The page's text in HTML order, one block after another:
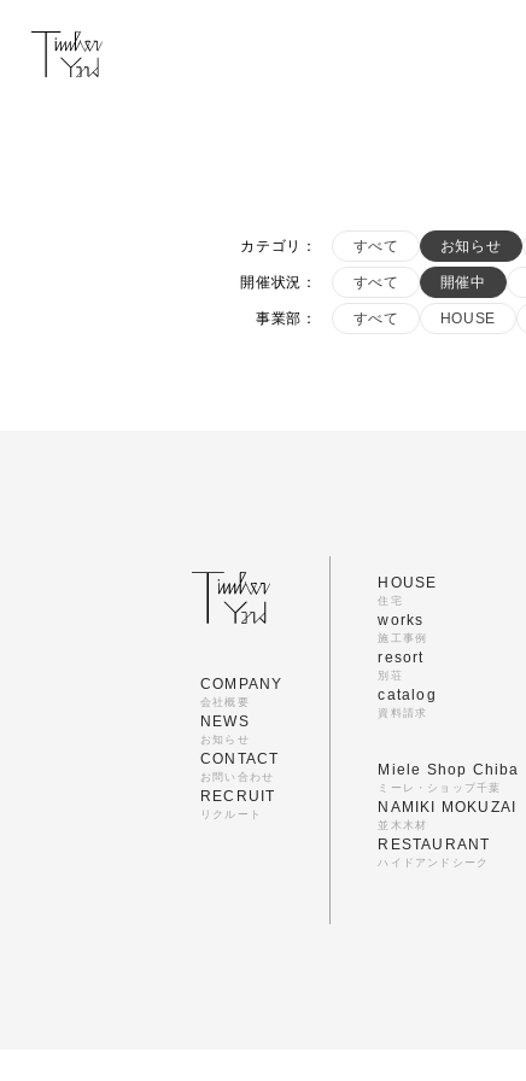
カテゴリ ： すべて お知らせ
開催状況 ： すべて 開催中
事業部 ： すべて HOUSE
COMPANY
会社概要
NEWS
お知らせ
CONTACT
お問い合わせ
RECRUIT
リクルート
HOUSE
住宅
works
施工事例
resort
別荘
catalog
資料請求
Miele Shop Chiba
ミーレ・ショップ千葉
NAMIKI MOKUZAI
並木木材
RESTAURANT
ハイドアンドシーク